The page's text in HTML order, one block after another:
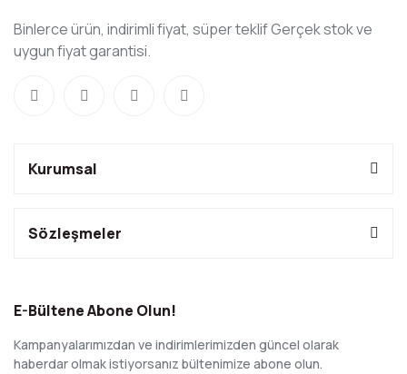
Binlerce ürün, indirimli fiyat, süper teklif Gerçek stok ve
uygun fiyat garantisi.
Kurumsal
Sözleşmeler
E-Bültene Abone Olun!
Kampanyalarımızdan ve indirimlerimizden güncel olarak
haberdar olmak istiyorsanız bültenimize abone olun.